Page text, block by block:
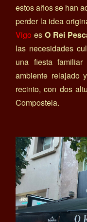
estos años se han
perder la idea
Vigo es O Rei
las necesidades
una fiesta
ambiente relajado
recinto, con dos
Compostela.